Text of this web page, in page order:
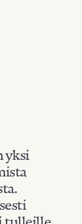
yksi
tulleille